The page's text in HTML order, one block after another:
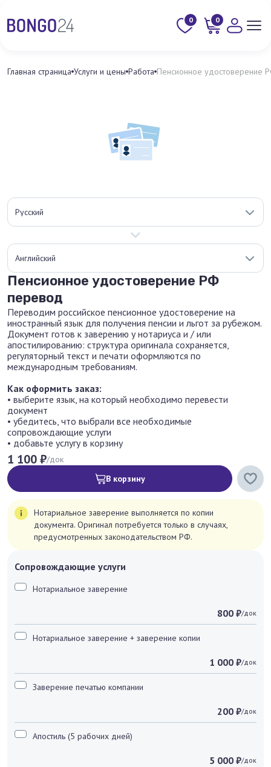
0 0
Главная страница Услуги и цены Работа Пенсионное удостоверение
Русский
Английский
Сопровождающие услуги
Нотариальное заверение
800 ₽/док
Нотариальное заверение + заверение копии
1 000 ₽/док
Заверение печатью компании
200 ₽/док
Апостиль (5 рабочих дней)
5 000 ₽/док
Пенсионное удостоверение РФ
перевод
Переводим российское пенсионное удостоверение на
иностранный язык для получения пенсии и льгот за рубежом.
Документ готов к заверению у нотариуса и / или
апостилированию: структура оригинала сохраняется,
регуляторный текст и печати оформляются по
международным требованиям.
Как оформить заказ:
• выберите язык, на который необходимо перевести
документ
• убедитесь, что выбрали все необходимые
сопровождающие услуги
• добавьте услугу в корзину
1 100 ₽/док
В корзину
Нотариальное заверение выполняется по копии
документа. Оригинал потребуется только в случаях,
предусмотренных законодательством РФ.